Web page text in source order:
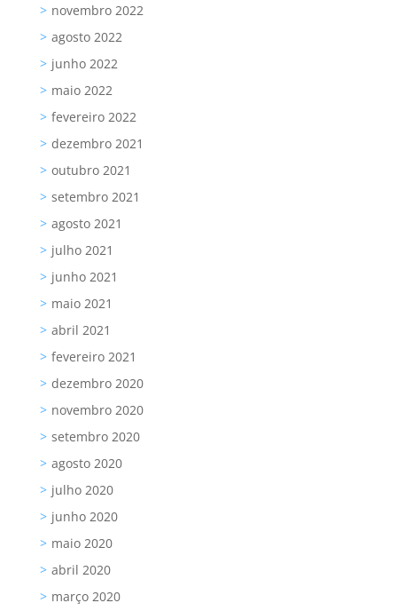
novembro 2022
agosto 2022
junho 2022
maio 2022
fevereiro 2022
dezembro 2021
outubro 2021
setembro 2021
agosto 2021
julho 2021
junho 2021
maio 2021
abril 2021
fevereiro 2021
dezembro 2020
novembro 2020
setembro 2020
agosto 2020
julho 2020
junho 2020
maio 2020
abril 2020
março 2020